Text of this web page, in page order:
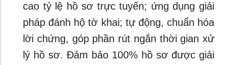
cao tỷ lệ hồ sơ trực tuyến; ứng dụng giải
pháp đánh hộ tờ khai; tự động, chuẩn hóa
lời chứng, góp phần rút ngắn thời gian xử
lý hồ sơ. Đảm bảo 100% hồ sơ được giải